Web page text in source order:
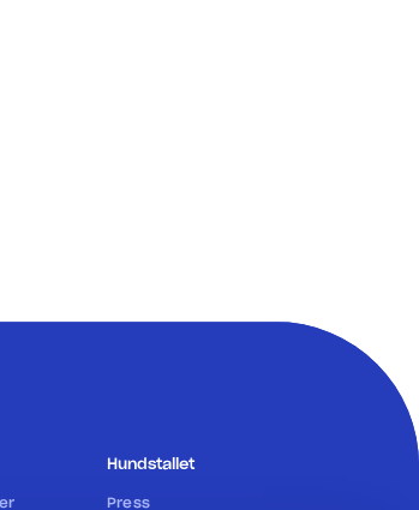
Hundstallet
Press